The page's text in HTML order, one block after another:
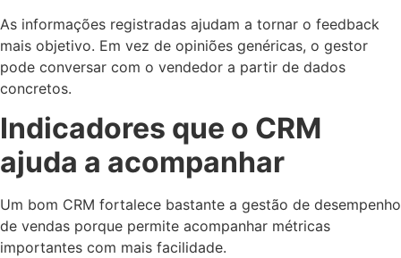
As informações registradas ajudam a tornar o feedback
mais objetivo. Em vez de opiniões genéricas, o gestor
pode conversar com o vendedor a partir de dados
concretos.
Indicadores que o CRM
ajuda a acompanhar
Um bom CRM fortalece bastante a gestão de desempenho
de vendas porque permite acompanhar métricas
importantes com mais facilidade.